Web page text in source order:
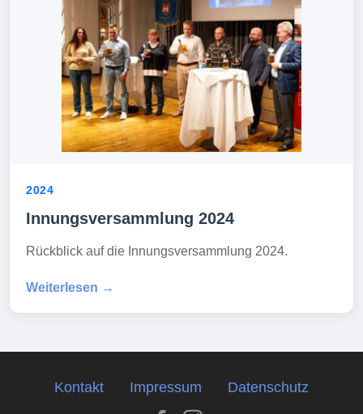
2024
Innungsversammlung 2024
Rückblick auf die Innungsversammlung 2024.
Weiterlesen →
Kontakt Impressum Datenschutz